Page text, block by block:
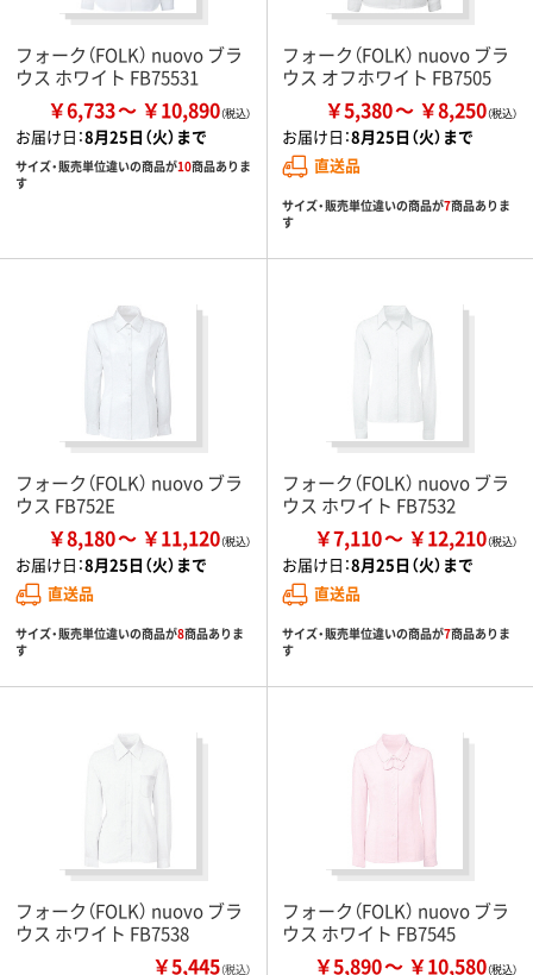
フォーク（FOLK） nuovo ブラ
ウス ホワイト FB75531
￥6,733 ￥10,890
お届け日：8月25日（火）まで
サイズ・販売単位違いの商品が10商品ありま
す
フォーク（FOLK） nuovo ブラ
ウス オフホワイト FB7505
￥5,380 ￥8,250
お届け日：8月25日（火）まで
直送品
サイズ・販売単位違いの商品が7商品ありま
す
フォーク（FOLK） nuovo ブラ
ウス FB752E
￥8,180 ￥11,120
お届け日：8月25日（火）まで
直送品
サイズ・販売単位違いの商品が8商品ありま
す
フォーク（FOLK） nuovo ブラ
ウス ホワイト FB7532
￥7,110 ￥12,210
お届け日：8月25日（火）まで
直送品
サイズ・販売単位違いの商品が7商品ありま
す
フォーク（FOLK） nuovo ブラ
ウス ホワイト FB7538
￥5,445（税込）
フォーク（FOLK） nuovo ブラ
ウス ホワイト FB7545
￥5,890 ￥10,580